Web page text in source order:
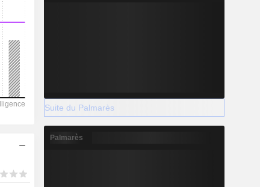
2029
-50,85%
Suite du Palmarès
Palmarès